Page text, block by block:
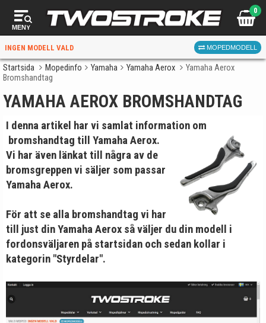
MENY
0
INGEN MODELL VALD MOPEDMODELL
VÄLJ MOPED FÖR RÄTT DELAR
När du valt kommer butiken visa delar för vald moped
och universella produkter.
Startsida Mopedinfo Yamaha Yamaha Aerox
Yamaha Aerox
Bromshandtag
YAMAHA AEROX BROMSHANDTAG
I denna artikel har vi samlat information om
bromshandtag till Yamaha Aerox.
Vi har även länkat till några av de
bromsgreppen vi säljer som passar
Yamaha Aerox.
För att se alla bromshandtag vi har
till just din Yamaha Aerox så väljer du din modell i
fordonsväljaren på startsidan och sedan kollar i
kategorin "Styrdelar".